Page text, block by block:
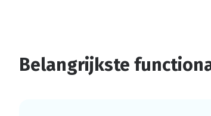
Belangrijkste